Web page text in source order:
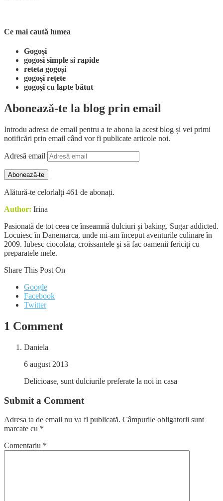
Ce mai caută lumea
Gogoși
gogosi simple si rapide
reteta gogoși
gogoși rețete
gogoși cu lapte bătut
Abonează-te la blog prin email
Introdu adresa de email pentru a te abona la acest blog și vei primi
notificări prin email când vor fi publicate articole noi.
Adresă email
Abonează-te
Alătură-te celorlalți 461 de abonați.
Author: Irina
Pasionată de tot ceea ce înseamnă dulciuri și baking. Sugar addicted.
Locuiesc în Danemarca, unde mi-am început aventurile culinare în
2009. Iubesc ciocolata, croissantele și să fac oamenii fericiți cu
preparatele mele.
Share This Post On
Google
Facebook
Twitter
1 Comment
Daniela
6 august 2013
Delicioase, sunt dulciurile preferate la noi in casa
Submit a Comment
Adresa ta de email nu va fi publicată. Câmpurile obligatorii sunt
marcate cu *
Comentariu *